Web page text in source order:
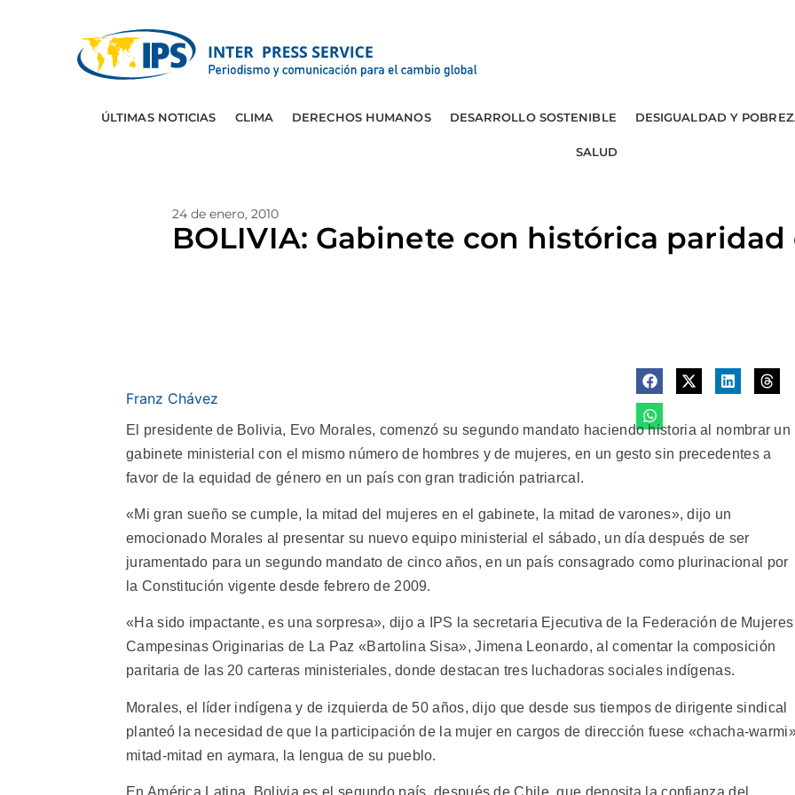
ÚLTIMAS NOTICIAS CLIMA DERECHOS HUMANOS DESARROLLO SOSTENIBLE DESIGUALDAD Y
SALUD
24 de enero, 2010
BOLIVIA: Gabinete con histórica
Franz Chávez
El presidente de Bolivia, Evo Morales, comenzó su segundo mandato haciendo historia al nombrar un
gabinete ministerial con el mismo número de hombres y de mujeres, en un gesto sin precedentes a
favor de la equidad de género en un país con gran tradición patriarcal.
«Mi gran sueño se cumple, la mitad del mujeres en el gabinete, la mitad de varones», dijo un
emocionado Morales al presentar su nuevo equipo ministerial el sábado, un día después de ser
juramentado para un segundo mandato de cinco años, en un país consagrado como plurinacional por
la Constitución vigente desde febrero de 2009.
«Ha sido impactante, es una sorpresa», dijo a IPS la secretaria Ejecutiva de la Federación de Mujeres
Campesinas Originarias de La Paz «Bartolina Sisa», Jimena Leonardo, al comentar la composición
paritaria de las 20 carteras ministeriales, donde destacan tres luchadoras sociales indígenas.
Morales, el líder indígena y de izquierda de 50 años, dijo que desde sus tiempos de dirigente sindical
planteó la necesidad de que la participación de la mujer en cargos de dirección fuese «chacha-
mitad-mitad en aymara, la lengua de su pueblo.
En América Latina, Bolivia es el segundo país, después de Chile, que deposita la confianza del